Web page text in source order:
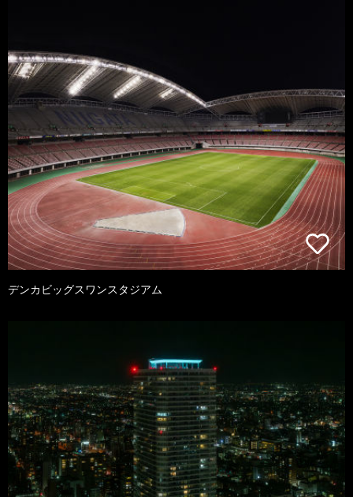
デンカビッグスワンスタジアム